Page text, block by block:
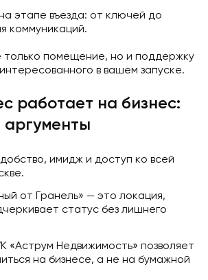
этапе въезда: от ключей до
коммуникаций.
только помещение, но и поддержку
в вашем запуске.
работает на бизнес:
имидж и доступ ко всей
от Гранель» — это локация,
статус без лишнего
«Аструм Недвижимость» позволяет
на бизнесе, а не на бумажной